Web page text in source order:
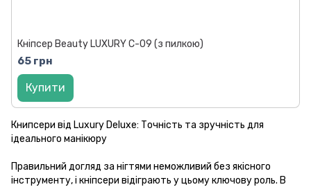
Кніпсер Beauty LUXURY C-09 (з пилкою)
65 грн
Купити
Книпсери від Luxury Deluxe: Точність та зручність для
ідеального манікюру
Правильний догляд за нігтями неможливий без якісного
інструменту, і кніпсери відіграють у цьому ключову роль. В